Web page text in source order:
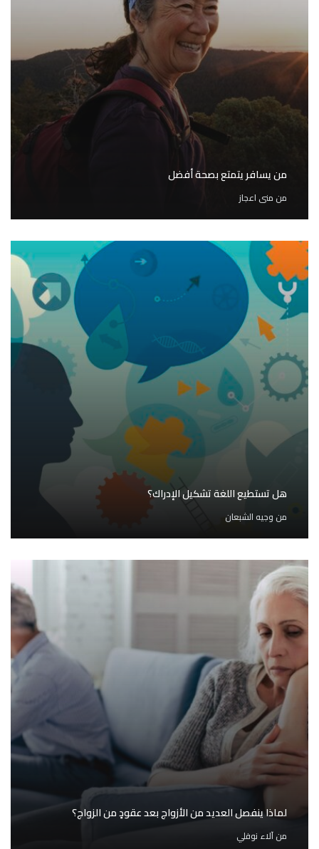
من يسافر يتمتع بصحة أفضل
من منى اعجاز
هل تستطيع اللغة تشكيل الإدراك؟
من وجيه الشبعان
لماذا ينفصل العديد من الأزواج بعد عقودٍ من الزواج؟
منآلاء نوفلي